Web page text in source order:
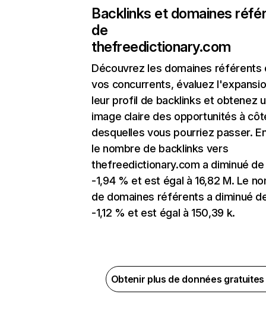
Backlinks et domaines
de
thefreedictionary.com
Découvrez les domaines référents
vos concurrents, évaluez
leur profil de backlinks et obtenez
image claire des opportunités à
desquelles vous pourriez passer.
le nombre de backlinks vers
thefreedictionary.com a diminué de
-1,94 % et est égal à 16,82 M. Le
de domaines référents a diminué
-1,12 % et est égal à 150,39 k.
Obtenir plus de données